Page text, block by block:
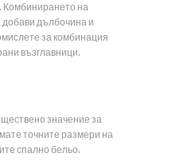
Комбинирането на
добави дълбочина и
за комбинация
възглавници.
значение за
точните размери на
спално бельо.